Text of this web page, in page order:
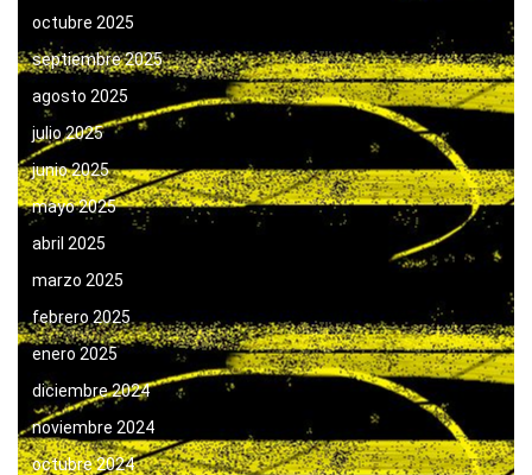
octubre 2025
septiembre 2025
agosto 2025
julio 2025
junio 2025
mayo 2025
abril 2025
marzo 2025
febrero 2025
enero 2025
diciembre 2024
noviembre 2024
octubre 2024